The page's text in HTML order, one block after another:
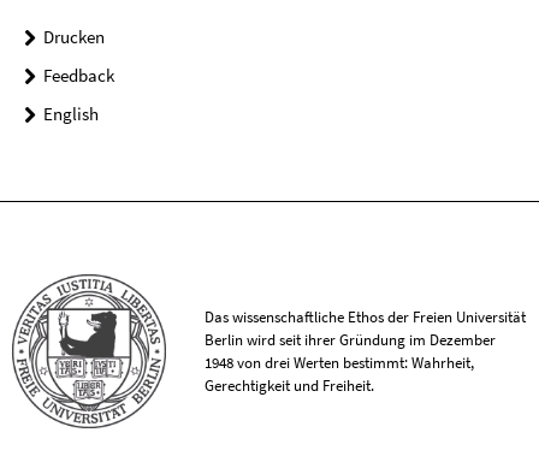
Drucken
Feedback
English
Das wissenschaftliche Ethos der Freien Universität
Berlin wird seit ihrer Gründung im Dezember
1948 von drei Werten bestimmt: Wahrheit,
Gerechtigkeit und Freiheit.